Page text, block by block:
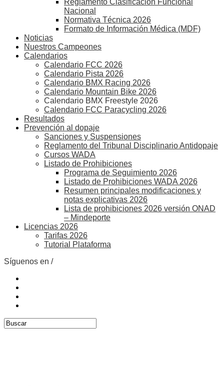
Reglamento Clasificación Funcional
Nacional
Normativa Técnica 2026
Formato de Información Médica (MDF)
Noticias
Nuestros Campeones
Calendarios
Calendario FCC 2026
Calendario Pista 2026
Calendario BMX Racing 2026
Calendario Mountain Bike 2026
Calendario BMX Freestyle 2026
Calendario FCC Paracycling 2026
Resultados
Prevención al dopaje
Sanciones y Suspensiones
Reglamento del Tribunal Disciplinario Antidopaje
Cursos WADA
Listado de Prohibiciones
Programa de Seguimiento 2026
Listado de Prohibiciones WADA 2026
Resumen principales modificaciones y
notas explicativas 2026
Lista de prohibiciones 2026 versión ONAD
– Mindeporte
Licencias 2026
Tarifas 2026
Tutorial Plataforma
Síguenos en /